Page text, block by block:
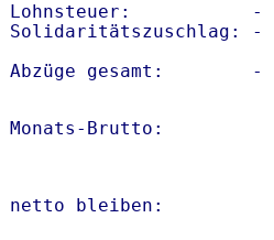
Lohnsteuer:           -
Solidaritätszuschlag: -
Abzüge gesamt:        -
Monats-
netto bleiben: